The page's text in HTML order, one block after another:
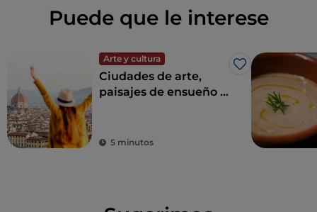
Puede que le interese
Arte y cultura
Me gusta
Ciudades de arte,
paisajes de ensueño y
de todo turista
5 minutos